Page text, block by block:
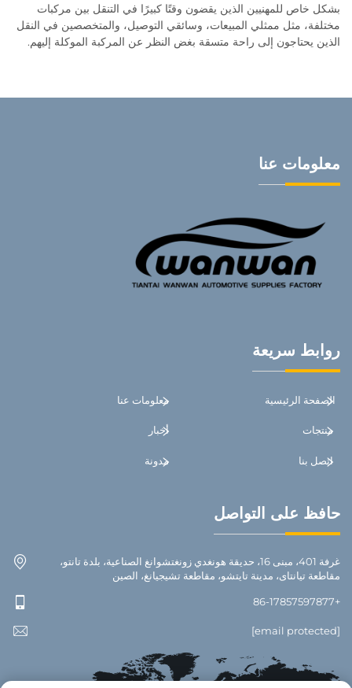
بشكل خاص للمهنيين الذين يقضون وقتًا كبيرًا في التنقل بين مركبات
مختلفة، مثل ممثلي المبيعات، وسائقي التوصيل، والمتخصصين في النقل
الذين يحتاجون إلى راحة متسقة بغض النظر عن المركبة الموكلة إليهم.
معلومات عنا
روابط سريعة
الصفحة الرئيسية معلومات عنا
منتجات أخبار
اتصل بنا مدونة
حافظ على التواصل
غرفة 401، مبنى 16، حديقة هونغدي زونغتشوانغ الصناعية، بلدة تانتو،
مقاطعة تيانتاى، مدينة تايتشو، مقاطعة تشيجيانغ، الصين
+86-17857597877
[email protected]